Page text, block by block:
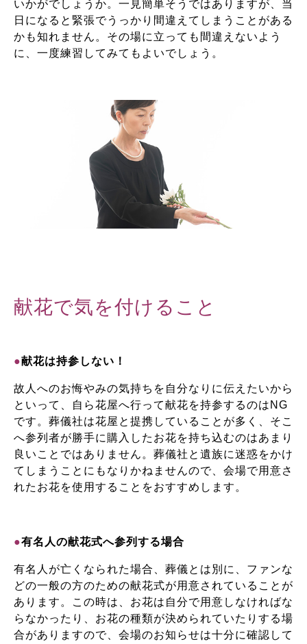
いかがでしょうか。一見簡単そうではありますが、当
日になると緊張でうっかり間違えてしまうことがある
かも知れません。その場に立っても間違えないよう
に、一度練習してみてもよいでしょう。
献花で気を付けること
●献花は持参しない！
故人へのお悔やみの気持ちを自分なりに伝えたいから
といって、自ら花屋へ行って献花を持参するのはNG
です。葬儀社は花屋と提携していることが多く、そこ
へ参列者が勝手に購入したお花を持ち込むのはあまり
良いことではありません。葬儀社と遺族に迷惑をかけ
てしまうことにもなりかねませんので、会場で用意さ
れたお花を使用することをおすすめします。
●有名人の献花式へ参列する場合
有名人が亡くなられた場合、葬儀とは別に、ファンな
どの一般の方のための献花式が用意されていることが
あります。この時は、お花は自分で用意しなければな
らなかったり、お花の種類が決められていたりする場
合がありますので、会場のお知らせは十分に確認して